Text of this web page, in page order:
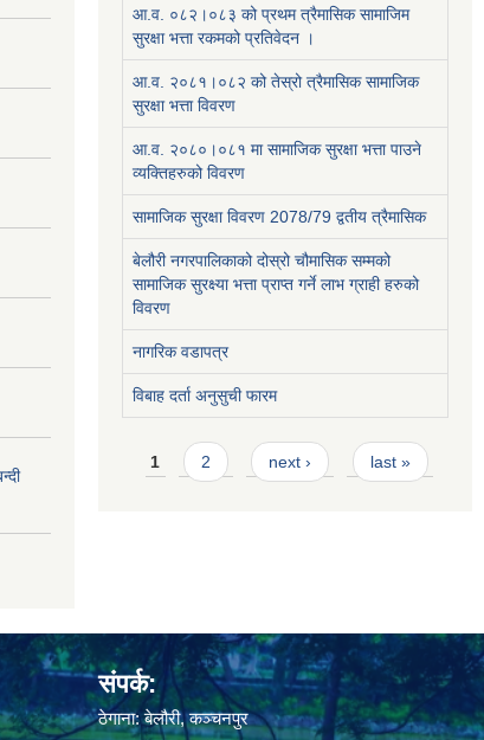
आ.व. ०८२।०८३ को प्रथम त्रैमासिक सामाजिम
सुरक्षा भत्ता रकमको प्रतिवेदन ।
आ.व. २०८१।०८२ को तेस्रो त्रैमासिक सामाजिक
सुरक्षा भत्ता विवरण
आ.व. २०८०।०८१ मा सामाजिक सुरक्षा भत्ता पाउने
व्यक्तिहरुको विवरण
सामाजिक सुरक्षा विवरण 2078/79 द्वतीय त्रैमासिक
बेलौरी नगरपालिकाको दोस्रो चौमासिक सम्मको
सामाजिक सुरक्ष्या भत्ता प्राप्त गर्ने लाभ ग्राही हरुको
विवरण
नागरिक वडापत्र
विबाह दर्ता अनुसुची फारम
Pages
1 2 next › last »
संपर्क:
ठेगाना: बेलौरी, कञ्चनपुर